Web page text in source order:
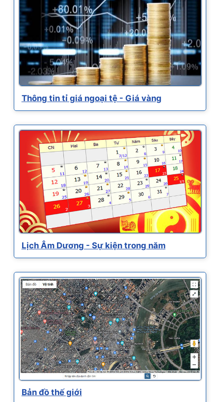
Thông tin tỉ giá ngoại tệ - Giá vàng
Lịch Âm Dương - Sự kiện trong năm
Bản đồ thế giới